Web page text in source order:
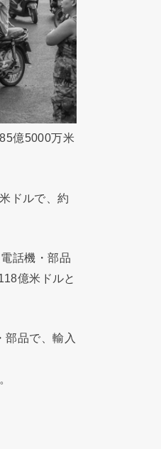
億5000万米
ドルで、約
話機・部品
億米ドルと
部品で、輸入